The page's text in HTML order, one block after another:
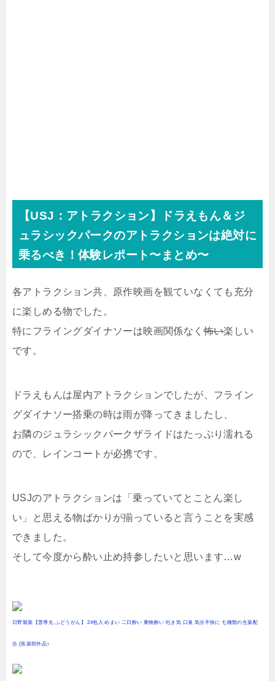
【USJ：アトラクション】ドラえもん＆ジ
ュラシックパークのアトラクションは絶対に
乗るべき！体験レポート〜まとめ〜
各アトラクション共、原作映画を観ていなくても充分
に楽しめる物でした。
特にフライングダイナソーは映画関係なく怖い楽しい
です。
ドラえもんは屋内アトラクションでしたが、フライン
グダイナソー搭乗の時は雨が降ってきましたし、
お隣のジュラシックパークザライドはたっぷり濡れる
ので、レインコートが必携です。
USJのアトラクションは「乗っていてとことん楽し
い」と思える物ばかりが揃っていると言うことを実感
できました。
そして今度から酔い止め持参したいと思います…w
日野製薬【普導丸 ふどうがん】 24包入 めまい 二日酔い 乗物酔い 吐き気 口臭 気分不快に 七種類の生薬配
合 (医薬部外品）